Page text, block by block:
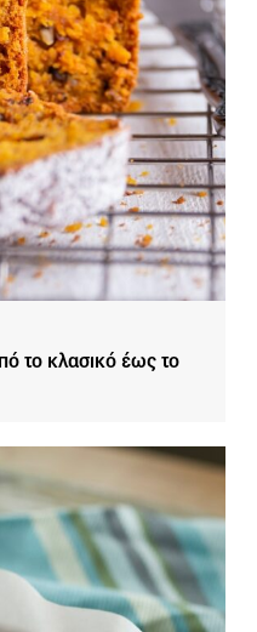
το κλασικό έως το